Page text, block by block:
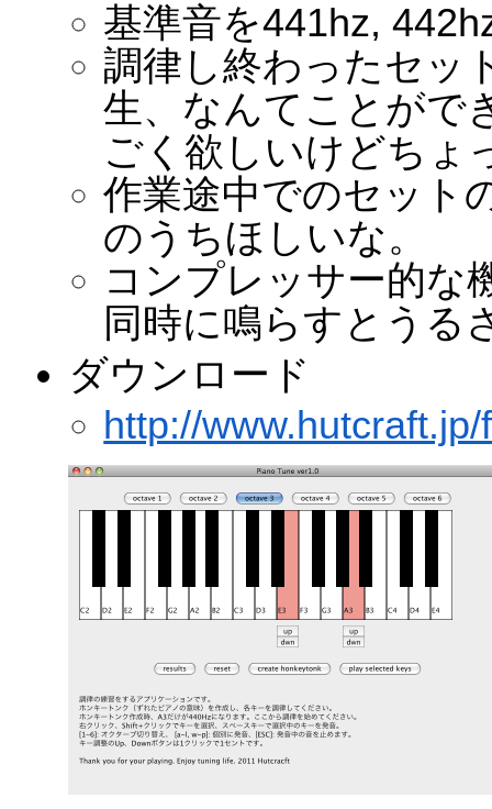
基準音を441hz,
調律し終わったセッ
生、なんてことがで
ごく欲しいけどちょ
作業途中でのセット
のうちほしいな。
コンプレッサー的な
同時に鳴らすとうる
ダウンロード
http://